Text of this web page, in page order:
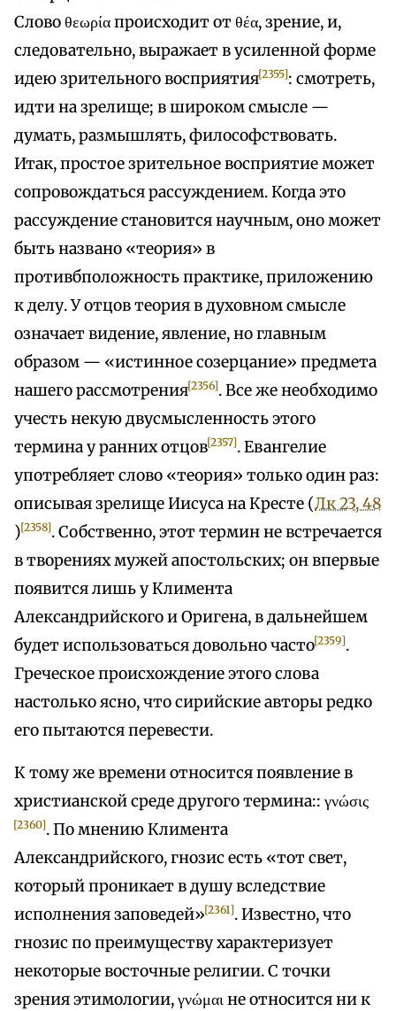
Слово θεωρία происходит от θέα, зрение, и,
следовательно, выражает в усиленной форме
идею зрительного восприятия[2355]: смотреть,
идти на зрелище; в широком смысле —
думать, размышлять, философствовать.
Итак, простое зрительное восприятие может
сопровождаться рассуждением. Когда это
рассуждение становится научным, оно может
быть названо «теория» в
противбположность практике, приложению
к делу. У отцов теория в духовном смысле
означает видение, явление, но главным
образом — «истинное созерцание» предмета
нашего рассмотрения[2356]. Все же необходимо
учесть некую двусмысленность этого
термина у ранних отцов[2357]. Евангелие
употребляет слово «теория» только один раз:
описывая зрелище Иисуса на Кресте (Лк 23, 48
)[2358]. Собственно, этот термин не встречается
в творениях мужей апостольских; он впервые
появится лишь у Климента
Александрийского и Оригена, в дальнейшем
будет использоваться довольно часто[2359].
Греческое происхождение этого слова
настолько ясно, что сирийские авторы редко
его пытаются перевести.
К тому же времени относится появление в
христианской среде другого термина:: γνώσις
[2360]. По мнению Климента
Александрийского, гнозис есть «тот свет,
который проникает в душу вследствие
исполнения заповедей»[2361]. Известно, что
гнозис по преимуществу характеризует
некоторые восточные религии. С точки
зрения этимологии, γνώμαι не относится ни к